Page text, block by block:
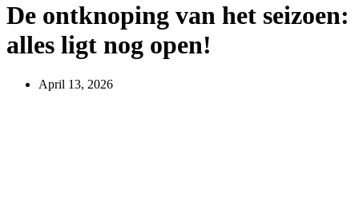
De ontknoping van het seizoen:
alles ligt nog open!
April 13, 2026